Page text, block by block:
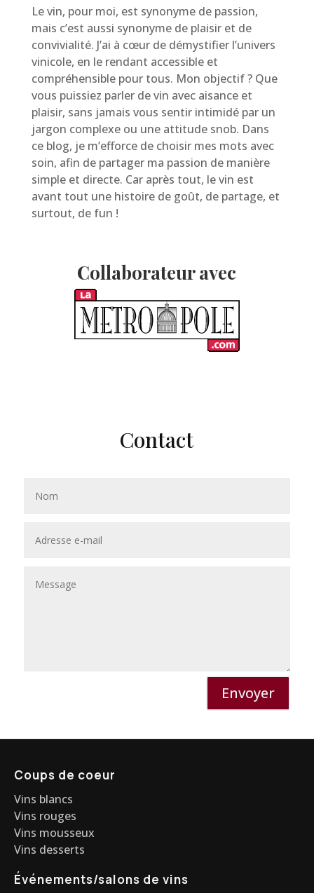
Le vin, pour moi, est synonyme de passion,
mais c’est aussi synonyme de plaisir et de
convivialité. J’ai à cœur de démystifier l’univers
vinicole, en le rendant accessible et
compréhensible pour tous. Mon objectif ? Que
vous puissiez parler de vin avec aisance et
plaisir, sans jamais vous sentir intimidé par un
jargon complexe ou une attitude snob. Dans
ce blog, je m’efforce de choisir mes mots avec
soin, afin de partager ma passion de manière
simple et directe. Car après tout, le vin est
avant tout une histoire de goût, de partage, et
surtout, de fun !
Collaborateur avec
Contact
Envoyer
Coups de coeur
Vins blancs
Vins rouges
Vins mousseux
Vins desserts
Événements/salons de vins